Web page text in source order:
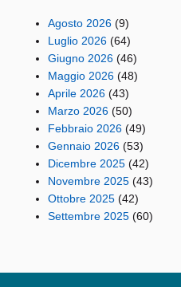
Agosto 2026 (9)
Luglio 2026 (64)
Giugno 2026 (46)
Maggio 2026 (48)
Aprile 2026 (43)
Marzo 2026 (50)
Febbraio 2026 (49)
Gennaio 2026 (53)
Dicembre 2025 (42)
Novembre 2025 (43)
Ottobre 2025 (42)
Settembre 2025 (60)